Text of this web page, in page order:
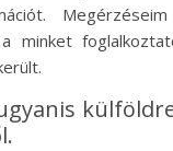
minket